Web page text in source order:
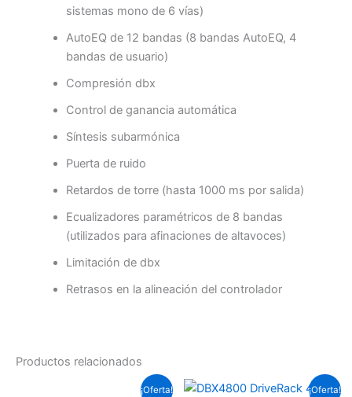
sistemas mono de 6 vías)
AutoEQ de 12 bandas (8 bandas AutoEQ, 4
bandas de usuario)
Compresión dbx
Control de ganancia automática
Síntesis subarmónica
Puerta de ruido
Retardos de torre (hasta 1000 ms por salida)
Ecualizadores paramétricos de 8 bandas
(utilizados para afinaciones de altavoces)
Limitación de dbx
Retrasos en la alineación del controlador
Productos relacionados
¡Oferta! ¡Oferta!
ElEl